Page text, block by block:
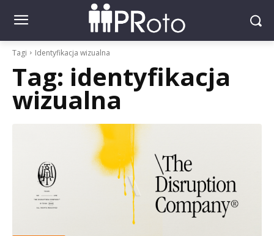
Tagi Identyfikacja wizualna
Tag: identyfikacja
wizualna